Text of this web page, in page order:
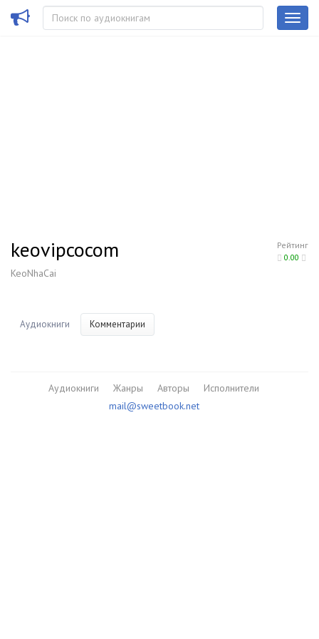
Рейтинг
0.00
keovipcocom
KeoNhaCai
Аудиокниги Комментарии
Аудиокниги Жанры Авторы
Исполнители
mail@sweetbook.net